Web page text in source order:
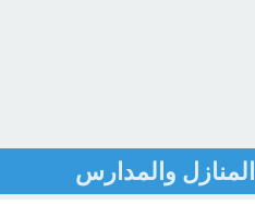
والمدارس